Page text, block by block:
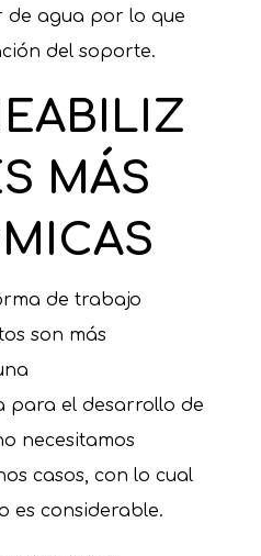
de agua por lo que
del soporte.
MÁS
de trabajo
son más
para el desarrollo de
necesitamos
casos, con lo cual
es considerable.